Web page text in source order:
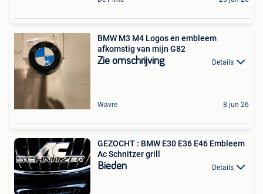
BMW M3 M4 Logos en embleem
afkomstig van mijn G82
Zie omschrijving Details
Wavre 8 jun 26
GEZOCHT : BMW E30 E36 E46 Embleem
Ac Schnitzer grill
Bieden Details